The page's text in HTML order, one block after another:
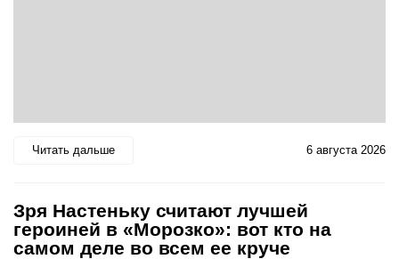
Читать дальше 6 августа 2026
Зря Настеньку считают лучшей
героиней в «Морозко»: вот кто на
самом деле во всем ее круче